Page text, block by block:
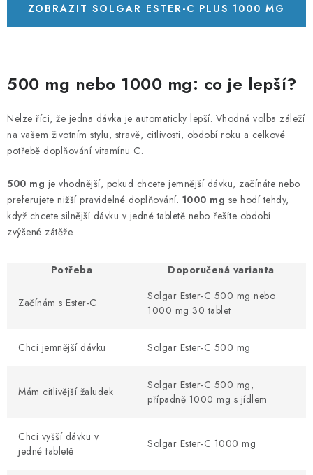
ZOBRAZIT SOLGAR ESTER-C PLUS 1000 MG
500 mg nebo 1000 mg: co je lepší?
Nelze říci, že jedna dávka je automaticky lepší. Vhodná volba záleží
na vašem životním stylu, stravě, citlivosti, období roku a celkové
potřebě doplňování vitamínu C.
500 mg je vhodnější, pokud chcete jemnější dávku, začínáte nebo
preferujete nižší pravidelné doplňování. 1000 mg se hodí tehdy,
když chcete silnější dávku v jedné tabletě nebo řešíte období
zvýšené zátěže.
Potřeba Doporučená varianta
Začínám s Ester-C
Solgar Ester-C 500 mg nebo
1000 mg 30 tablet
Chci jemnější dávku Solgar Ester-C 500 mg
Mám citlivější žaludek
Solgar Ester-C 500 mg,
případně 1000 mg s jídlem
Chci vyšší dávku v
jedné tabletě
Solgar Ester-C 1000 mg